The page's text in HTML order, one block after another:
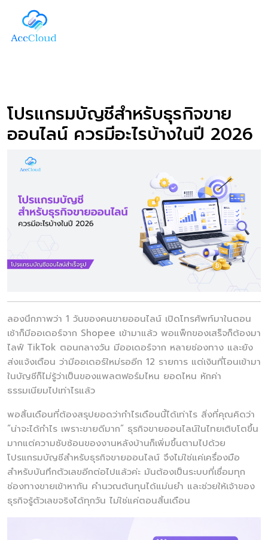
โปรแกรมบัญชีสำหรับธุรกิจขาย
ออนไลน์ ควรมีอะไรบ้างในปี 2026
ลองนึกภาพว่า 1 วันของคนขายออนไลน์ เปิดโทรศัพท์มาในตอน
เช้าก็มีออเดอร์จาก Shopee เข้ามาแล้ว พอแพ็กของเสร็จก็ต้องมา
ไลฟ์ TikTok ตอนกลางวัน มีออเดอร์จาก หลายช่องทาง และยัง
ส่งแจ้งเตือน ว่ามีออเดอร์ใหม่รออีก 12 รายการ แต่เงินที่โอนเข้ามา
ในบัญชีก็ไม่รู้ว่าเป็นของแพลตฟอร์มไหน ยอดไหน หักค่า
ธรรมเนียมไปเท่าไรแล้ว
พอสิ้นเดือนที่ต้องสรุปยอดว่ากำไรเดือนนี้ได้เท่าไร สิ่งที่คุณคิดว่า
“น่าจะได้กำไร เพราะขายดีมาก” ธุรกิจขายออนไลน์ในไทยเติบโตขึ้น
มากแต่ความซับซ้อนของงานหลังบ้านก็เพิ่มขึ้นตามไปด้วย
โปรแกรมบัญชีสำหรับธุรกิจขายออนไลน์ จึงไม่ใช่แค่เครื่องมือ
สำหรับบันทึกตัวเลขอีกต่อไปแล้วค่ะ มันต้องเป็นระบบที่เชื่อมทุก
ช่องทางขายเข้าหากัน คำนวณต้นทุนได้แม่นยำ และช่วยให้เจ้าของ
ธุรกิจรู้ตัวเลขจริงได้ทุกวัน ไม่ใช่แค่ตอนสิ้นเดือน